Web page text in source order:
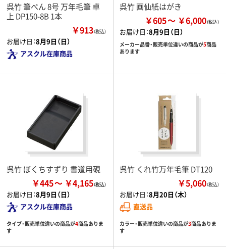
呉竹 筆ぺん 8号 万年毛筆 卓
上 DP150-8B 1本
￥913（税込）
お届け日：8月9日（日）
アスクル在庫商品
呉竹 画仙紙はがき
￥605 ￥6,000
お届け日：8月9日（日）
メーカー品番・販売単位違いの商品が5商品
あります
呉竹 ぼくちすずり 書道用硯
￥445 ￥4,165
お届け日：8月9日（日）
アスクル在庫商品
タイプ・販売単位違いの商品が4商品ありま
す
呉竹 くれ竹万年毛筆 DT120
￥5,060（税込）
お届け日：8月20日（木）
直送品
カラー・販売単位違いの商品が3商品ありま
す